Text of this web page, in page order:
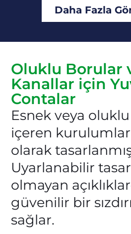
Daha Fazla
Oluklu Borular
Kanallar için
Contalar
Esnek veya
içeren
olarak
Uyarlanabilir
olmayan
güvenilir bir
sağlar.